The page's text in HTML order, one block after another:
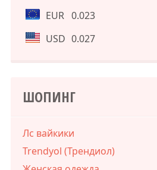
EUR 0.023
USD 0.027
ШОПИНГ
Лс вайкики
Trendyol (Трендиол)